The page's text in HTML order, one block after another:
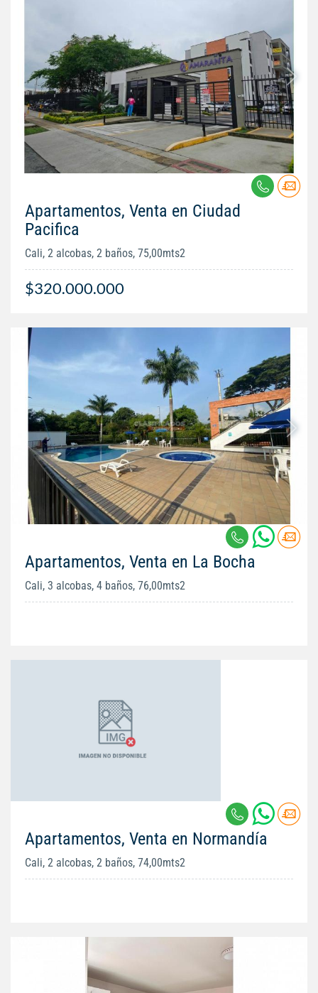
Apartamentos, Venta en Ciudad
Pacifica
Cali, 2 alcobas, 2 baños, 75,00mts2
$320.000.000
Apartamentos, Venta en La Bocha
Cali, 3 alcobas, 4 baños, 76,00mts2
Apartamentos, Venta en Normandía
Cali, 2 alcobas, 2 baños, 74,00mts2